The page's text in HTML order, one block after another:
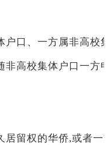
户口、一方属非高校
非高校集体户口一方
居留权的华侨,或者一